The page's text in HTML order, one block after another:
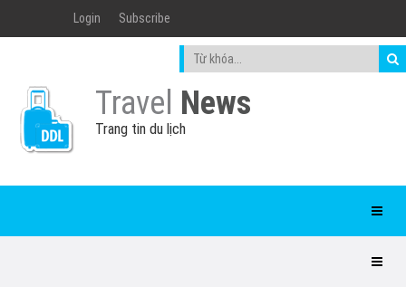
Login Subscribe
Travel News
Trang tin du lịch